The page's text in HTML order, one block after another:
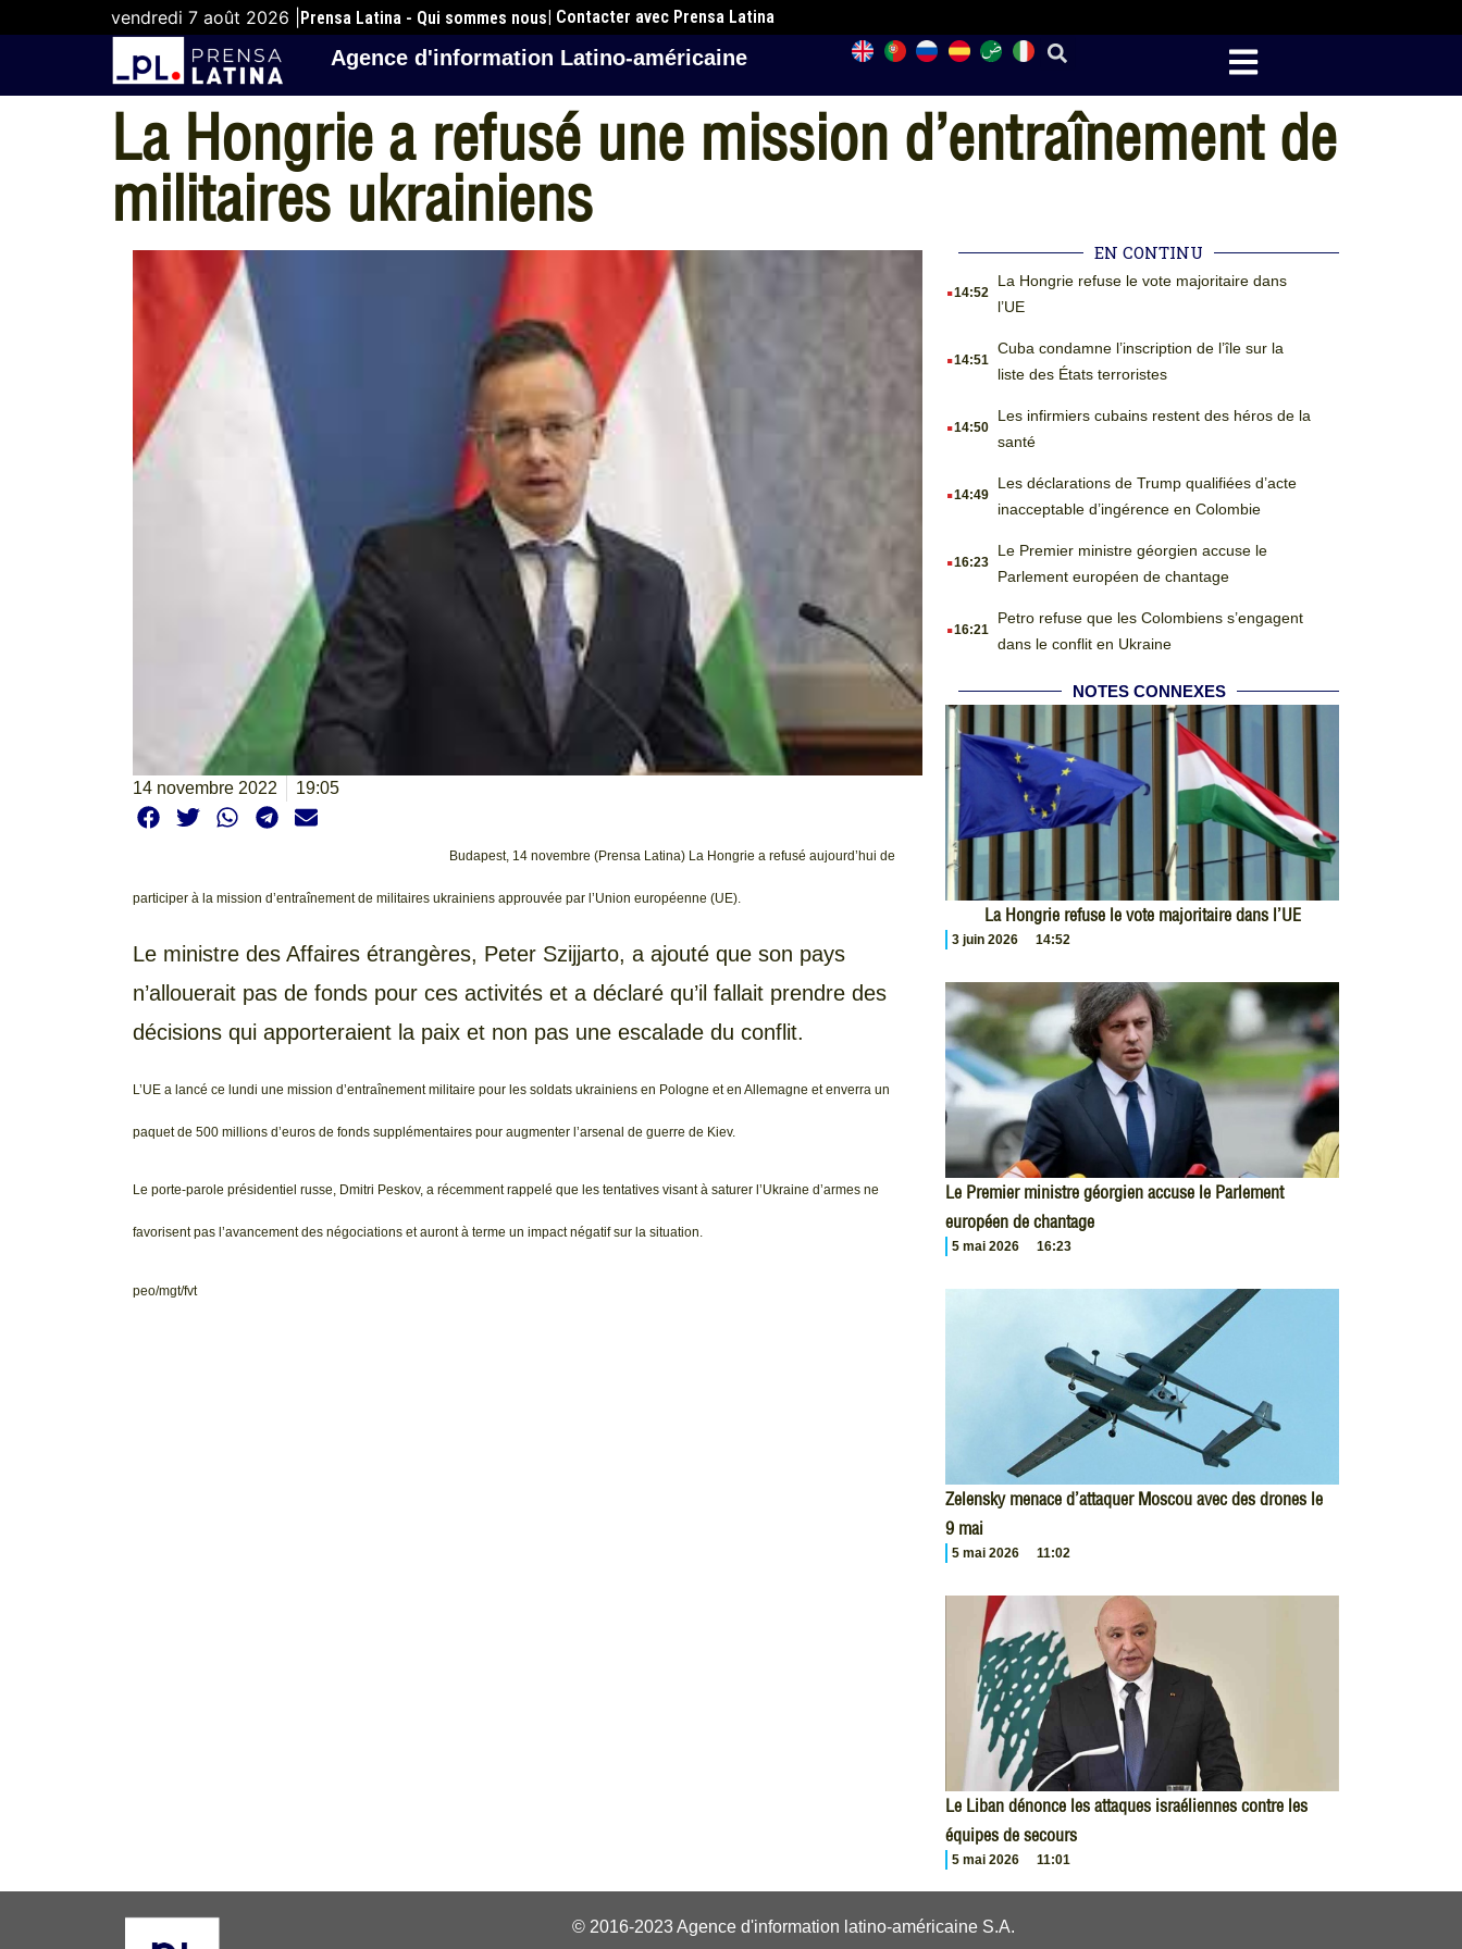
vendredi 7 août 2026 | Prensa Latina - Qui sommes nous| Contacter avec Prensa Latina
Agence d'information Latino-américaine
La Hongrie a refusé une mission d’entraînement de
militaires ukrainiens
14 novembre 2022 19:05
Budapest, 14 novembre (Prensa Latina) La Hongrie a refusé aujourd’hui de
participer à la mission d’entraînement de militaires ukrainiens approuvée par l’Union européenne (UE).
Le ministre des Affaires étrangères, Peter Szijjarto, a ajouté que son pays
n’allouerait pas de fonds pour ces activités et a déclaré qu’il fallait prendre des
décisions qui apporteraient la paix et non pas une escalade du conflit.
L’UE a lancé ce lundi une mission d’entraînement militaire pour les soldats ukrainiens en Pologne et en Allemagne et enverra un
paquet de 500 millions d’euros de fonds supplémentaires pour augmenter l’arsenal de guerre de Kiev.
Le porte-parole présidentiel russe, Dmitri Peskov, a récemment rappelé que les tentatives visant à saturer l’Ukraine d’armes ne
favorisent pas l’avancement des négociations et auront à terme un impact négatif sur la situation.
peo/mgt/fvt
EN CONTINU
.14:52
La Hongrie refuse le vote majoritaire dans
l’UE
.14:51
Cuba condamne l’inscription de l’île sur la
liste des États terroristes
.14:50
Les infirmiers cubains restent des héros de la
santé
.14:49
Les déclarations de Trump qualifiées d’acte
inacceptable d’ingérence en Colombie
.16:23
Le Premier ministre géorgien accuse le
Parlement européen de chantage
.16:21
Petro refuse que les Colombiens s’engagent
dans le conflit en Ukraine
NOTES CONNEXES
La Hongrie refuse le vote majoritaire dans l’UE
3 juin 2026 14:52
Le Premier ministre géorgien accuse le Parlement
européen de chantage
5 mai 2026 16:23
Zelensky menace d’attaquer Moscou avec des drones le
9 mai
5 mai 2026 11:02
Le Liban dénonce les attaques israéliennes contre les
équipes de secours
5 mai 2026 11:01
© 2016-2023 Agence d'information latino-américaine S.A.